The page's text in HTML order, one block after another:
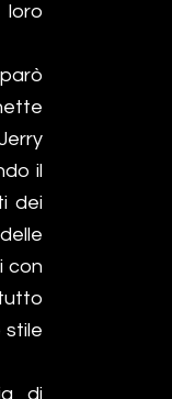
loro
il
dei
con
stile
di